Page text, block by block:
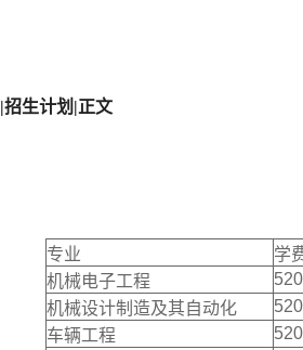
|招生计划 |正文
专业
学
机械电子工程
机械设计制造及其自动化
车辆工程